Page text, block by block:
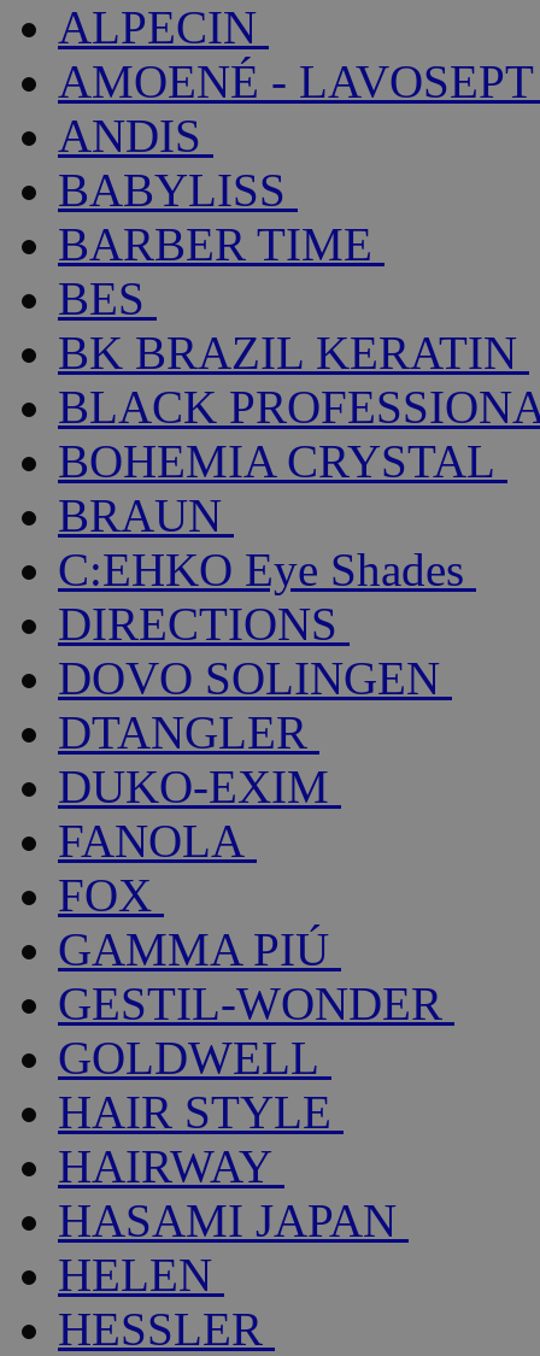
ALPECIN
AMOENÉ - LAVOSEPT
ANDIS
BABYLISS
BARBER TIME
BES
BK BRAZIL KERATIN
BLACK
BOHEMIA CRYSTAL
BRAUN
C:EHKO Eye Shades
DIRECTIONS
DOVO SOLINGEN
DTANGLER
DUKO-EXIM
FANOLA
FOX
GAMMA PIÚ
GESTIL-WONDER
GOLDWELL
HAIR STYLE
HAIRWAY
HASAMI JAPAN
HELEN
HESSLER